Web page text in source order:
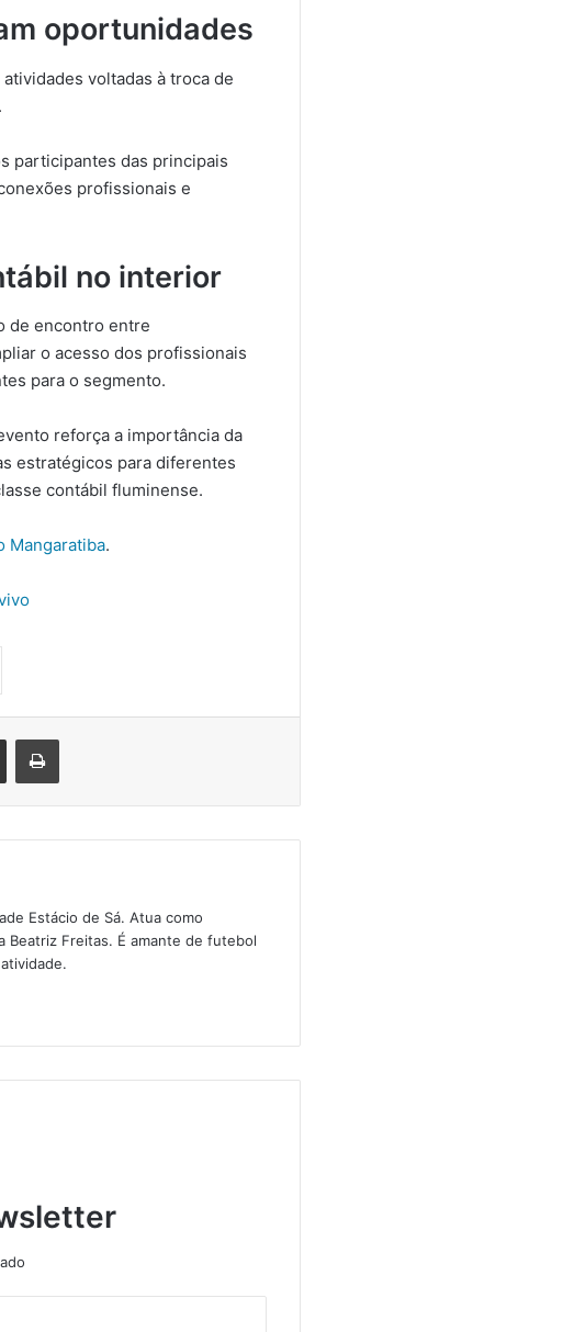
oportunidades
voltadas à troca de
participantes das principais
profissionais e
no interior
de encontro entre
o acesso dos profissionais
para o segmento.
reforça a importância da
estratégicos para diferentes
contábil fluminense.
Mangaratiba.
Estácio de Sá. Atua como
Beatriz Freitas. É amante de futebol